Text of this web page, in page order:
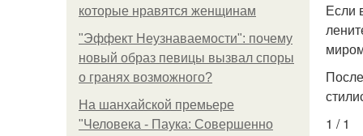
которые нравятся женщинам
"Эффект Неузнаваемости": почему
новый образ певицы вызвал споры
о гранях возможного?
На шанхайской премьере
"Человека - Паука: Совершенно
Если
1 / 1